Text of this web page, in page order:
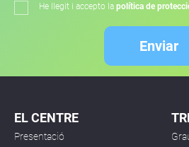
He llegit i accepto la política de
Enviar
EL CENTRE
Presentació